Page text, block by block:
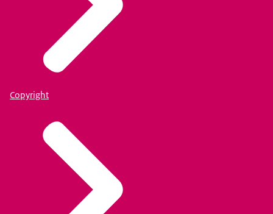
Copyright